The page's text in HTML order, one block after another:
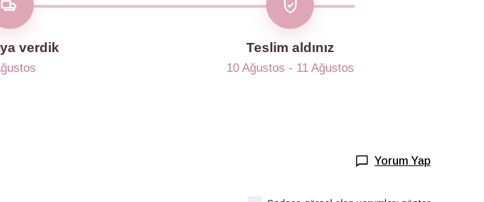
verdik Teslim aldınız
10 Ağustos - 11 Ağustos
Yorum Yap